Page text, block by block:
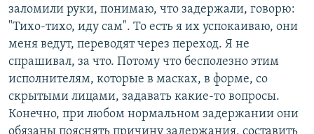
заломили руки, понимаю, что задержали, говорю:
"Тихо-тихо, иду сам". То есть я их успокаиваю, они
меня ведут, переводят через переход. Я не
спрашивал, за что. Потому что бесполезно этим
исполнителям, которые в масках, в форме, со
скрытыми лицами, задавать какие-то вопросы.
Конечно, при любом нормальном задержании они